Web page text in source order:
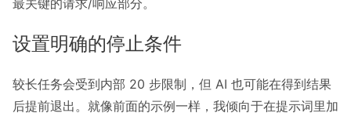
最关键的请求/响应部分。
设置明确的停止条件
较长任务会受到内部 20 步限制，但 AI 也可能在得到结果
后提前退出。就像前面的示例一样，我倾向于在提示词里加